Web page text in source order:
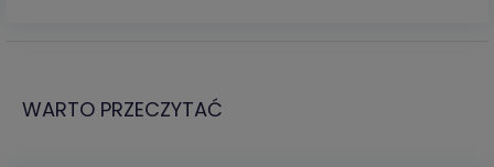
WARTO PRZECZYTAĆ